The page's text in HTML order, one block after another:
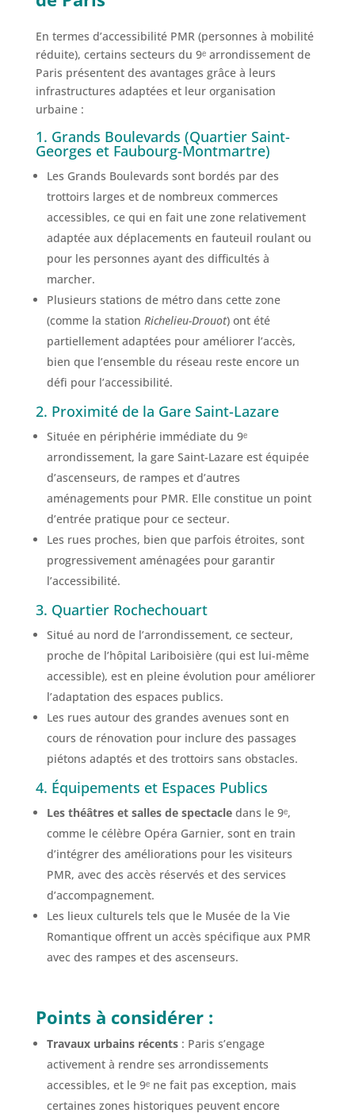
En termes d’accessibilité PMR (personnes à mobilité
réduite), certains secteurs du 9ᵉ arrondissement de
Paris présentent des avantages grâce à leurs
infrastructures adaptées et leur organisation
urbaine :
1. Grands Boulevards (Quartier Saint-
Georges et Faubourg-Montmartre)
Les Grands Boulevards sont bordés par des
trottoirs larges et de nombreux commerces
accessibles, ce qui en fait une zone relativement
adaptée aux déplacements en fauteuil roulant ou
pour les personnes ayant des difficultés à
marcher.
Plusieurs stations de métro dans cette zone
(comme la station Richelieu-Drouot) ont été
partiellement adaptées pour améliorer l’accès,
bien que l’ensemble du réseau reste encore un
défi pour l’accessibilité.
2. Proximité de la Gare Saint-Lazare
Située en périphérie immédiate du 9ᵉ
arrondissement, la gare Saint-Lazare est équipée
d’ascenseurs, de rampes et d’autres
aménagements pour PMR. Elle constitue un point
d’entrée pratique pour ce secteur.
Les rues proches, bien que parfois étroites, sont
progressivement aménagées pour garantir
l’accessibilité.
3. Quartier Rochechouart
Situé au nord de l’arrondissement, ce secteur,
proche de l’hôpital Lariboisière (qui est lui-même
accessible), est en pleine évolution pour améliorer
l’adaptation des espaces publics.
Les rues autour des grandes avenues sont en
cours de rénovation pour inclure des passages
piétons adaptés et des trottoirs sans obstacles.
4. Équipements et Espaces Publics
Les théâtres et salles de spectacledans le 9ᵉ,
comme le célèbre Opéra Garnier, sont en train
d’intégrer des améliorations pour les visiteurs
PMR, avec des accès réservés et des services
d’accompagnement.
Les lieux culturels tels que le Musée de la Vie
Romantique offrent un accès spécifique aux PMR
avec des rampes et des ascenseurs.
Points à considérer :
Travaux urbains récents: Paris s’engage
activement à rendre ses arrondissements
accessibles, et le 9ᵉ ne fait pas exception, mais
certaines zones historiques peuvent encore